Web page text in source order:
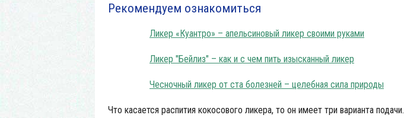
Рекомендуем ознакомиться
Ликер «Куантро» – апельсиновый ликер своими руками
Ликер "Бейлиз" – как и с чем пить изысканный ликер
Чесночный ликер от ста болезней – целебная сила природы
Что касается распития кокосового ликера, то он имеет три варианта подачи.